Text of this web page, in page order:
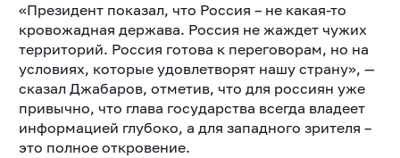
«Президент показал, что Россия – не какая-то
кровожадная держава. Россия не жаждет чужих
территорий. Россия готова к переговорам, но на
условиях, которые удовлетворят нашу страну», —
сказал Джабаров, отметив, что для россиян уже
привычно, что глава государства всегда владеет
информацией глубоко, а для западного зрителя –
это полное откровение.